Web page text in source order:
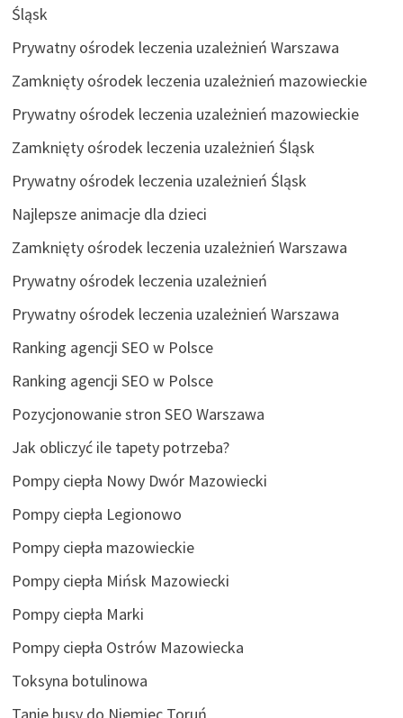
Śląsk
Prywatny ośrodek leczenia uzależnień Warszawa
Zamknięty ośrodek leczenia uzależnień mazowieckie
Prywatny ośrodek leczenia uzależnień mazowieckie
Zamknięty ośrodek leczenia uzależnień Śląsk
Prywatny ośrodek leczenia uzależnień Śląsk
Najlepsze animacje dla dzieci
Zamknięty ośrodek leczenia uzależnień Warszawa
Prywatny ośrodek leczenia uzależnień
Prywatny ośrodek leczenia uzależnień Warszawa
Ranking agencji SEO w Polsce
Ranking agencji SEO w Polsce
Pozycjonowanie stron SEO Warszawa
Jak obliczyć ile tapety potrzeba?
Pompy ciepła Nowy Dwór Mazowiecki
Pompy ciepła Legionowo
Pompy ciepła mazowieckie
Pompy ciepła Mińsk Mazowiecki
Pompy ciepła Marki
Pompy ciepła Ostrów Mazowiecka
Toksyna botulinowa